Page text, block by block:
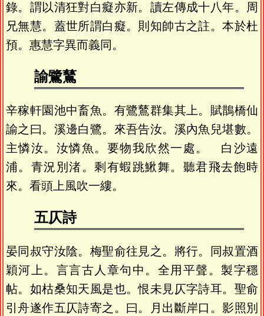
錄。謂以清狂對白癡亦新。讀左傳成十八年。周
兄無慧。蓋世所謂白癡。則知帥古之註。本於杜
預。惠慧字異而義同。
諭鷺鶿
辛稼軒園池中畜魚。有鷺鶿群集其上。賦鵲橋仙
諭之曰。溪邊白鷺。來吾告汝。溪內魚兒堪數。
主憐汝。汝憐魚。要物我欣然一處。 白沙遠
浦。青況別渚。剩有蝦跳鰍舞。聽君飛去飽時
來。看頭上風吹一縷。
五仄詩
晏同叔守汝陰。梅聖俞往見之。將行。同叔置酒
穎河上。言言古人章句中。全用平聲。製字穩
帖。如枯桑知天風是也。恨未見仄字詩耳。聖俞
引舟遂作五仄詩寄之。曰。月出斷岸口。影照別